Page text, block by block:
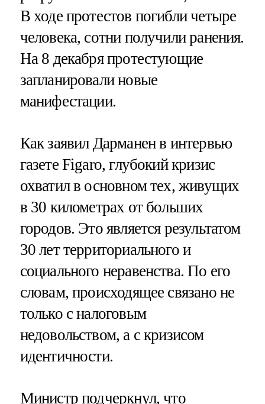
В ходе протестов погибли четыре
человека, сотни получили ранения.
На 8 декабря протестующие
запланировали новые
манифестации.
Как заявил Дарманен в интервью
газете Figaro, глубокий кризис
охватил в основном тех, живущих
в 30 километрах от больших
городов. Это является результатом
30 лет территориального и
социального неравенства. По его
словам, происходящее связано не
только с налоговым
недовольством, а с кризисом
идентичности.
Министр подчеркнул, что